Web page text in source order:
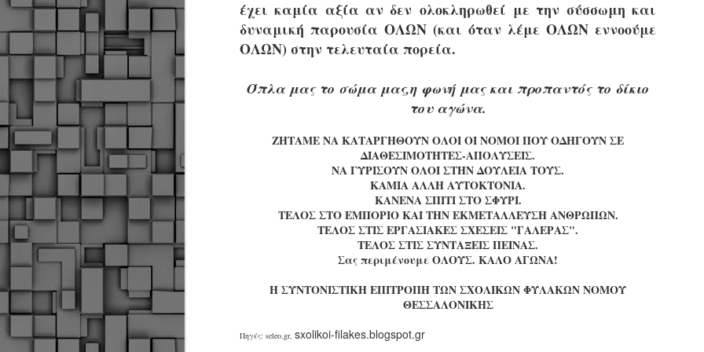
έχει καμία αξία αν δεν ολοκληρωθεί με την σύσσωμη και
δυναμική παρουσία ΟΛΩΝ (και όταν λέμε ΟΛΩΝ εννοούμε
ΟΛΩΝ) στην τελευταία πορεία.
Όπλα μας το σώμα μας,η φωνή μας και προπαντός το δίκιο
του αγώνα.
ΖΗΤΑΜΕ ΝΑ ΚΑΤΑΡΓΗΘΟΥΝ ΟΛΟΙ ΟΙ ΝΟΜΟΙ ΠΟΥ ΟΔΗΓΟΥΝ ΣΕ
ΔΙΑΘΕΣΙΜΟΤΗΤΕΣ-ΑΠΟΛΥΣΕΙΣ.
ΝΑ ΓΥΡΙΣΟΥΝ ΟΛΟΙ ΣΤΗΝ ΔΟΥΛΕΙΑ ΤΟΥΣ.
ΚΑΜΙΑ ΑΛΛΗ ΑΥΤΟΚΤΟΝΙΑ.
ΚΑΝΕΝΑ ΣΠΙΤΙ ΣΤΟ ΣΦΥΡΙ.
ΤΕΛΟΣ ΣΤΟ ΕΜΠΟΡΙΟ ΚΑΙ ΤΗΝ ΕΚΜΕΤΑΛΛΕΥΣΗ ΑΝΘΡΩΠΩΝ.
ΤΕΛΟΣ ΣΤΙΣ ΕΡΓΑΣΙΑΚΕΣ ΣΧΕΣΕΙΣ "ΓΑΛΕΡΑΣ".
ΤΕΛΟΣ ΣΤΙΣ ΣΥΝΤΑΞΕΙΣ ΠΕΙΝΑΣ.
Σας περιμένουμε ΟΛΟΥΣ. ΚΑΛΟ ΑΓΩΝΑ!
Η ΣΥΝΤΟΝΙΣΤΙΚΗ ΕΠΙΤΡΟΠΗ ΤΩΝ ΣΧΟΛΙΚΩΝ ΦΥΛΑΚΩΝ ΝΟΜΟΥ
ΘΕΣΣΑΛΟΝΙΚΗΣ
Πηγές: seleo.gr, sxolikoi-filakes.blogspot.gr
τμήματα δοκιμων Αστυφυλάκων Νάουσας, Γρεβενων
και Μουζακίου το 2ο μέρος της Θεωρητικής
εκπαίδευσης 4/5 - 31/5
Στη έκδοση εγκυκλιου οδηγιών σχετικά με το χρονοδιάγραμμα
Δ.Α. της προκήρυξης 1Κ/2024, προχώρησε Τμήμα Εποπτείας
ανθρωπίνου Δυναμικού Δημοτικής Αστυνομίας, της Δ/νσης
Προσωπικού Τοπ. Αυτοδιοίκησης, της Γενικής Γραμματείας
27
Απόφαση 16458 με θέμα;: «Εισαγωγική Εκπαίδευση -
Επιμόρφωση του ειδικού ένστολου προσωπικού της
δημοτικής αστυνομίας»
Δημοσιεύθηκε στο ΦΕΚ Β' 1682/26-03-2026 η Aπόφαση 16458 με
τίτλο: «Εισαγωγική Εκπαίδευση - Επιμόρφωση του ειδικού
ένστολου προσωπικού της δημοτικής αστυνομίας».
Φωτορεπορτάζ από τις ορκωμοσίες των
(ανανεώνεται συνεχώς)